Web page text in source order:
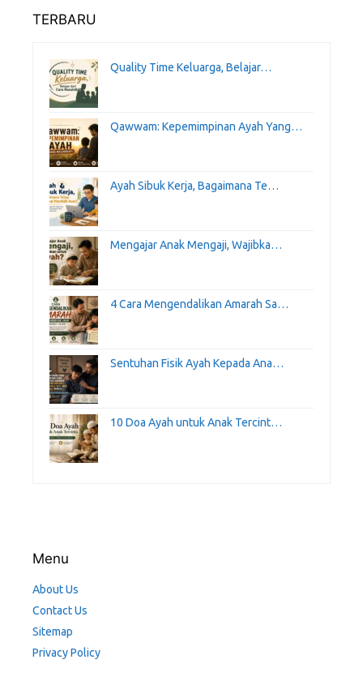
TERBARU
Quality Time Keluarga, Belajar…
Qawwam: Kepemimpinan Ayah Yang…
Ayah Sibuk Kerja, Bagaimana Te…
Mengajar Anak Mengaji, Wajibka…
4 Cara Mengendalikan Amarah Sa…
Sentuhan Fisik Ayah Kepada Ana…
10 Doa Ayah untuk Anak Tercint…
Menu
About Us
Contact Us
Sitemap
Privacy Policy